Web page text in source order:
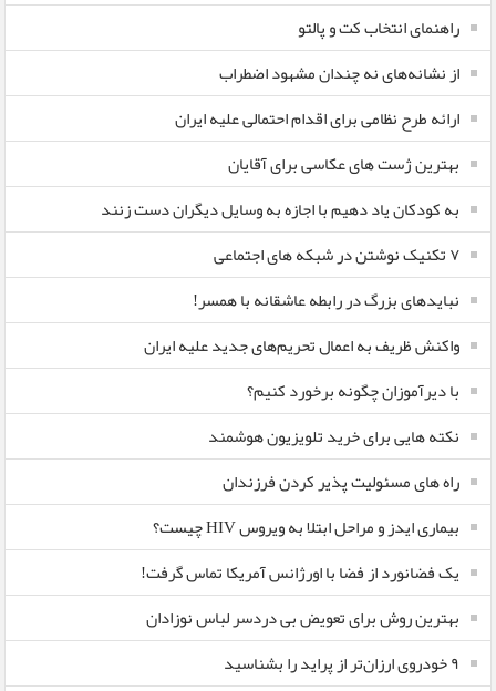
راهنمای انتخاب کت و پالتو
از نشانه‌های نه چندان مشهود اضطراب
ارائه طرح نظامی برای اقدام احتمالی علیه ایران
بهترین ژست های عکاسی برای آقایان
به کودکان یاد دهیم با اجازه به وسایل دیگران دست زنند
۷ تکنیک نوشتن در شبکه های اجتماعی
نبایدهای بزرگ در رابطه عاشقانه با همسر!
واکنش ظریف به اعمال تحریم‌های جدید علیه ایران
با دیرآموزان چگونه برخورد کنیم؟
نکته هایی برای خرید تلویزیون هوشمند
راه های مسئولیت پذیر کردن فرزندان
بیماری ایدز و مراحل ابتلا به ویروس HIV چیست؟
یک فضانورد از فضا با اورژانس آمریکا تماس گرفت!
بهترین روش برای تعویض بی دردسر لباس نوزادان
٩ خودروی ارزان‌تر از پراید را بشناسید